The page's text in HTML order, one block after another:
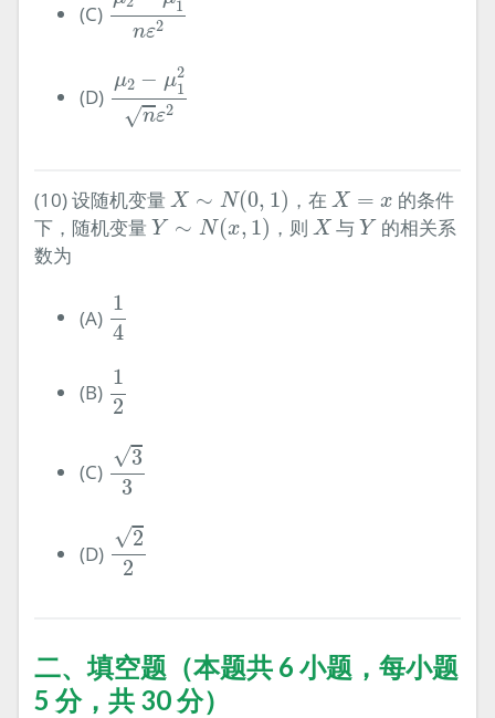
(C) 1
nε2
(D)
μ2 − μ2
1
√nε2
2n
(10) 设随机变量 X ∼ N(0, 1)
X∼ (0,1) ，在 X = x
X= x
的条件
下，随机变量 Y ∼ N(x, 1)
Y∼ (x,1) ，则 X
X 与Y
Y 的相关系
数为
(A)
1
4
1
(B)
1
2
1
(C)
√3
3
3
(D)
√2
2
2
二、填空题（本题共 6 小题，每小题
5 分，共 30 分）